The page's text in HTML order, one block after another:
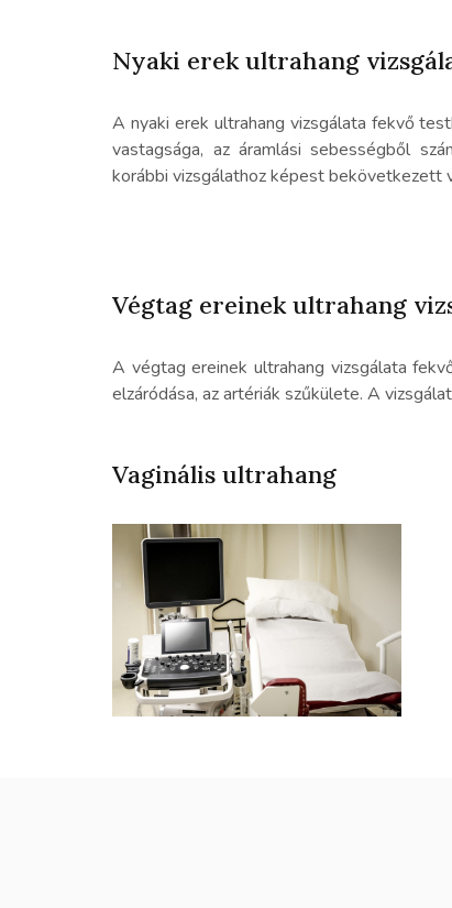
Nyaki erek ultrahang
A nyaki erek ultrahang vizsgálata fekvő
vastagsága, az áramlási sebességből
korábbi vizsgálathoz képest bekövetkezett
Végtag ereinek ultrahang
A végtag ereinek ultrahang vizsgálata
elzáródása, az artériák szűkülete. A
Vaginális ultrahang